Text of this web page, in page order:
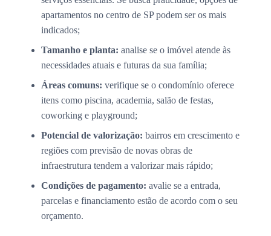
apartamentos no centro de SP podem ser os mais
indicados;
Tamanho e planta: analise se o imóvel atende às
necessidades atuais e futuras da sua família;
Áreas comuns: verifique se o condomínio oferece
itens como piscina, academia, salão de festas,
coworking e playground;
Potencial de valorização: bairros em crescimento e
regiões com previsão de novas obras de
infraestrutura tendem a valorizar mais rápido;
Condições de pagamento: avalie se a entrada,
parcelas e financiamento estão de acordo com o seu
orçamento.